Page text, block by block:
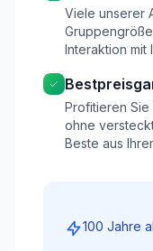
Viele unserer
Interaktion mit
Profitieren
ohne
Beste aus
100 Jahre